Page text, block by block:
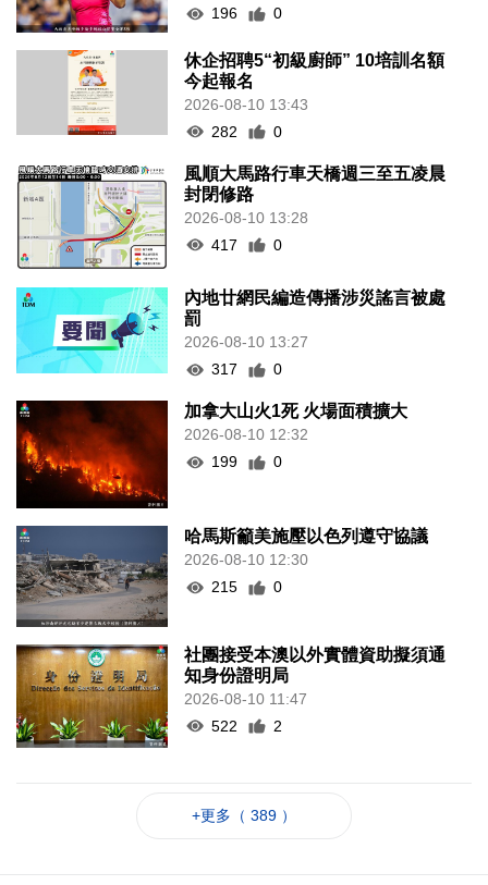
196
0
休企招聘5“初級廚師” 10培訓名額
今起報名
2026-08-10 13:43
282
0
風順大馬路行車天橋週三至五凌晨
封閉修路
2026-08-10 13:28
417
0
內地廿網民編造傳播涉災謠言被處
罰
2026-08-10 13:27
317
0
加拿大山火1死 火場面積擴大
2026-08-10 12:32
199
0
哈馬斯籲美施壓以色列遵守協議
2026-08-10 12:30
215
0
社團接受本澳以外實體資助擬須通
知身份證明局
2026-08-10 11:47
522
2
+更多（ 389 ）